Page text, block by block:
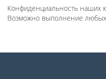
Конфиденциальность наших
Возможно выполнение